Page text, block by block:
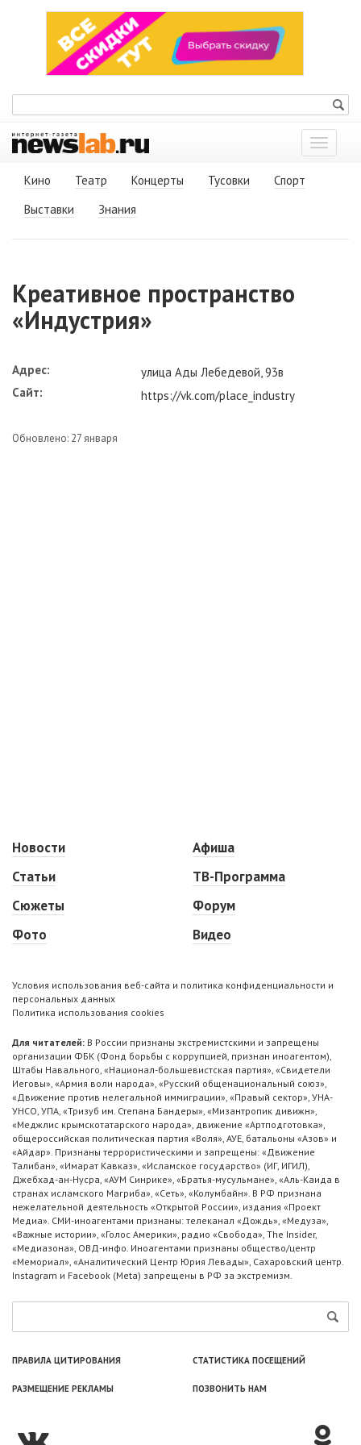
Показать
меню
Кино
Театр Концерты Тусовки
Спорт
Выставки
Знания
Креативное пространство
«Индустрия»
Адрес:
улица Ады Лебедевой, 93в
Сайт:
https://vk.com/place_industry
Обновлено: 27 января
Новости
Статьи
Сюжеты
Фото
Афиша
ТВ-Программа
Форум
Видео
Условия использования веб-сайта и политика конфиденциальности и
персональных данных
Политика использования cookies
Для читателей: В России признаны экстремистскими и запрещены
организации ФБК (Фонд борьбы с коррупцией, признан иноагентом),
Штабы Навального, «Национал-большевистская партия», «Свидетели
Иеговы», «Армия воли народа», «Русский общенациональный союз»,
«Движение против нелегальной иммиграции», «Правый сектор», УНА-
УНСО, УПА, «Тризуб им. Степана Бандеры», «Мизантропик дивижн»,
«Меджлис крымскотатарского народа», движение «Артподготовка»,
общероссийская политическая партия «Воля», АУЕ, батальоны «Азов» и
«Айдар». Признаны террористическими и запрещены: «Движение
Талибан», «Имарат Кавказ», «Исламское государство» (ИГ, ИГИЛ),
Джебхад-ан-Нусра, «АУМ Синрике», «Братья-мусульмане», «Аль-Каида в
странах исламского Магриба», «Сеть», «Колумбайн». В РФ признана
нежелательной деятельность «Открытой России», издания «Проект
Медиа». СМИ-иноагентами признаны: телеканал «Дождь», «Медуза»,
«Важные истории», «Голос Америки», радио «Свобода», The Insider,
«Медиазона», ОВД-инфо. Иноагентами признаны общество/центр
«Мемориал», «Аналитический Центр Юрия Левады», Сахаровский центр.
Instagram и Facebook (Metа) запрещены в РФ за экстремизм.
ПРАВИЛА ЦИТИРОВАНИЯ СТАТИСТИКА ПОСЕЩЕНИЙ
РАЗМЕЩЕНИЕ РЕКЛАМЫ ПОЗВОНИТЬ НАМ